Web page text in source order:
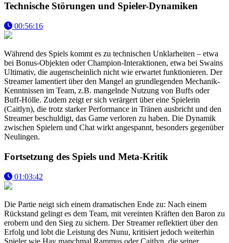
Technische Störungen und Spieler-Dynamiken
00:56:16
Während des Spiels kommt es zu technischen Unklarheiten – etwa
bei Bonus-Objekten oder Champion-Interaktionen, etwa bei Swains
Ultimativ, die augenscheinlich nicht wie erwartet funktionieren. Der
Streamer lamentiert über den Mangel an grundlegenden Mechanik-
Kenntnissen im Team, z.B. mangelnde Nutzung von Buffs oder
Buff-Hölle. Zudem zeigt er sich verärgert über eine Spielerin
(Caitlyn), die trotz starker Performance in Tränen ausbricht und den
Streamer beschuldigt, das Game verloren zu haben. Die Dynamik
zwischen Spielern und Chat wirkt angespannt, besonders gegenüber
Neulingen.
Fortsetzung des Spiels und Meta-Kritik
01:03:42
Die Partie neigt sich einem dramatischen Ende zu: Nach einem
Rückstand gelingt es dem Team, mit vereinten Kräften den Baron zu
erobern und den Sieg zu sichern. Der Streamer reflektiert über den
Erfolg und lobt die Leistung des Nunu, kritisiert jedoch weiterhin
Spieler wie Hay manchmal Rammus oder Caitlyn, die seiner